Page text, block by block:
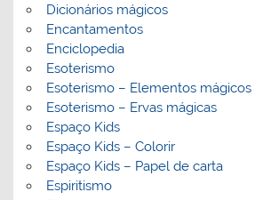
Dicionários mágicos
Encantamentos
Enciclopedia
Esoterismo
Esoterismo – Elementos mágicos
Esoterismo – Ervas mágicas
Espaço Kids
Espaço Kids – Colorir
Espaço Kids – Papel de carta
Espiritismo